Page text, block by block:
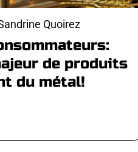
Quoirez
de produits
du métal!